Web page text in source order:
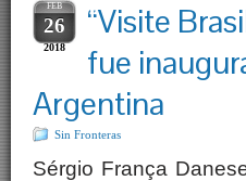
FEB
26
2018
“Visite
fue
Argentina
Sin Fronteras
Sérgio França